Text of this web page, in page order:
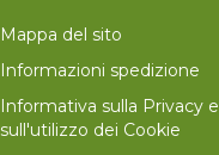
Mappa del sito
Informazioni spedizione
Informativa sulla Privacy e
sull'utilizzo dei Cookie